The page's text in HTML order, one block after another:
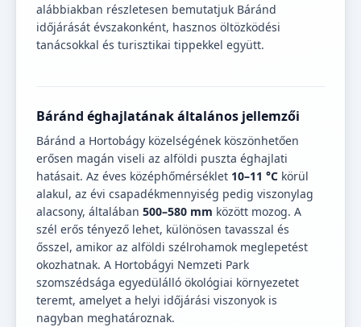
alábbiakban részletesen bemutatjuk Báránd
időjárását évszakonként, hasznos öltözködési
tanácsokkal és turisztikai tippekkel együtt.
Báránd éghajlatának általános jellemzői
Báránd a Hortobágy közelségének köszönhetően
erősen magán viseli az alföldi puszta éghajlati
hatásait. Az éves középhőmérséklet 10–11 °C körül
alakul, az évi csapadékmennyiség pedig viszonylag
alacsony, általában 500–580 mm között mozog. A
szél erős tényező lehet, különösen tavasszal és
ősszel, amikor az alföldi szélrohamok meglepetést
okozhatnak. A Hortobágyi Nemzeti Park
szomszédsága egyedülálló ökológiai környezetet
teremt, amelyet a helyi időjárási viszonyok is
nagyban meghatároznak.